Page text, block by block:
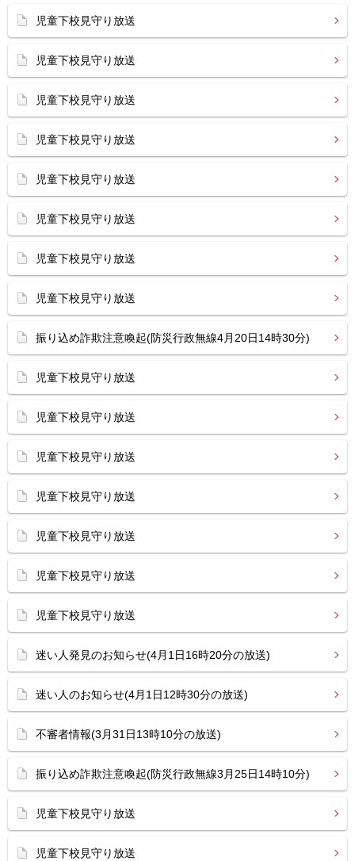
児童下校見守り放送
児童下校見守り放送
児童下校見守り放送
児童下校見守り放送
児童下校見守り放送
児童下校見守り放送
児童下校見守り放送
児童下校見守り放送
振り込め詐欺注意喚起(防災行政無線4月20日14時30分)
児童下校見守り放送
児童下校見守り放送
児童下校見守り放送
児童下校見守り放送
児童下校見守り放送
児童下校見守り放送
児童下校見守り放送
迷い人発見のお知らせ(4月1日16時20分の放送)
迷い人のお知らせ(4月1日12時30分の放送)
不審者情報(3月31日13時10分の放送)
振り込め詐欺注意喚起(防災行政無線3月25日14時10分)
児童下校見守り放送
児童下校見守り放送